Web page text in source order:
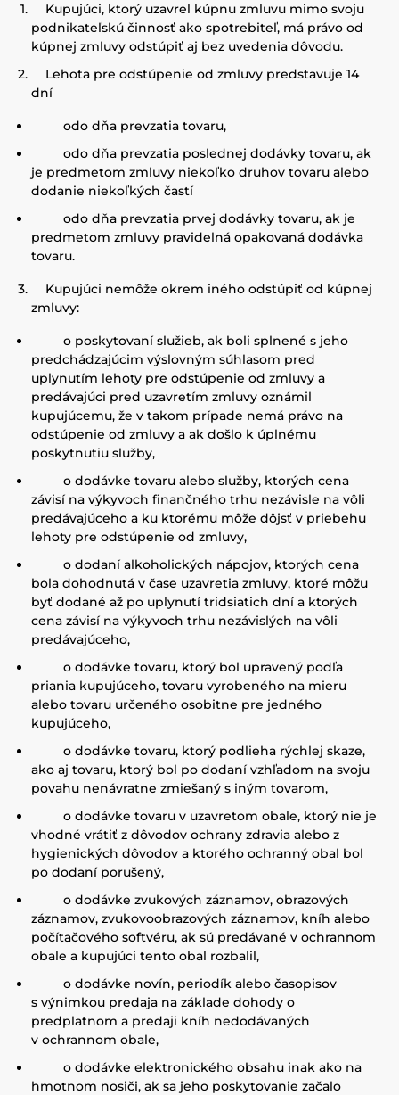
Kupujúci, ktorý uzavrel kúpnu zmluvu mimo svoju
podnikateľskú činnosť ako spotrebiteľ, má právo od
kúpnej zmluvy odstúpiť aj bez uvedenia dôvodu.
Lehota pre odstúpenie od zmluvy predstavuje 14
dní
odo dňa prevzatia tovaru,
odo dňa prevzatia poslednej dodávky tovaru, ak
je predmetom zmluvy niekoľko druhov tovaru alebo
dodanie niekoľkých častí
odo dňa prevzatia prvej dodávky tovaru, ak je
predmetom zmluvy pravidelná opakovaná dodávka
tovaru.
Kupujúci nemôže okrem iného odstúpiť od kúpnej
zmluvy:
o poskytovaní služieb, ak boli splnené s jeho
predchádzajúcim výslovným súhlasom pred
uplynutím lehoty pre odstúpenie od zmluvy a
predávajúci pred uzavretím zmluvy oznámil
kupujúcemu, že v takom prípade nemá právo na
odstúpenie od zmluvy a ak došlo k úplnému
poskytnutiu služby,
o dodávke tovaru alebo služby, ktorých cena
závisí na výkyvoch finančného trhu nezávisle na vôli
predávajúceho a ku ktorému môže dôjsť v priebehu
lehoty pre odstúpenie od zmluvy,
o dodaní alkoholických nápojov, ktorých cena
bola dohodnutá v čase uzavretia zmluvy, ktoré môžu
byť dodané až po uplynutí tridsiatich dní a ktorých
cena závisí na výkyvoch trhu nezávislých na vôli
predávajúceho,
o dodávke tovaru, ktorý bol upravený podľa
priania kupujúceho, tovaru vyrobeného na mieru
alebo tovaru určeného osobitne pre jedného
kupujúceho,
o dodávke tovaru, ktorý podlieha rýchlej skaze,
ako aj tovaru, ktorý bol po dodaní vzhľadom na svoju
povahu nenávratne zmiešaný s iným tovarom,
o dodávke tovaru v uzavretom obale, ktorý nie je
vhodné vrátiť z dôvodov ochrany zdravia alebo z
hygienických dôvodov a ktorého ochranný obal bol
po dodaní porušený,
o dodávke zvukových záznamov, obrazových
záznamov, zvukovoobrazových záznamov, kníh alebo
počítačového softvéru, ak sú predávané v ochrannom
obale a kupujúci tento obal rozbalil,
o dodávke novín, periodík alebo časopisov
s výnimkou predaja na základe dohody o
predplatnom a predaji kníh nedodávaných
v ochrannom obale,
o dodávke elektronického obsahu inak ako na
hmotnom nosiči, ak sa jeho poskytovanie začalo